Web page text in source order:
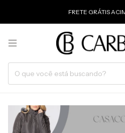
FRETE GRÁTIS ACIMA DE 499 🤍